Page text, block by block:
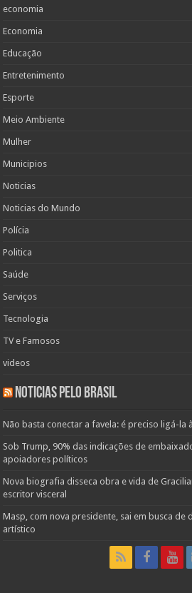
economia
Economia
Educação
Entretenimento
Esporte
Meio Ambiente
Mulher
Municipios
Noticias
Noticias do Mundo
Polícia
Politica
Saúde
Serviços
Tecnologia
TV e Famosos
videos
Noticias pelo Brasil
Não basta conectar a favela: é preciso ligá-
Sob Trump, 90% das indicações de
apoiadores políticos
Nova biografia disseca obra e vida de
escritor visceral
Masp, com nova presidente, sai em busca
artístico